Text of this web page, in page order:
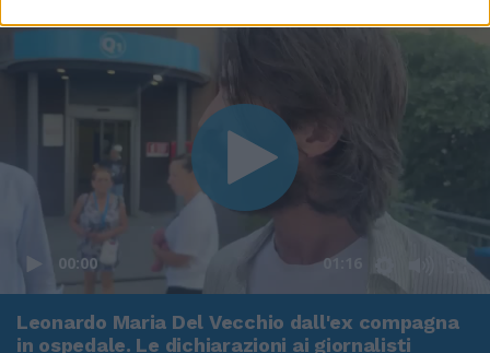
00:00 01:16
Leonardo Maria Del Vecchio dall'ex compagna
in ospedale. Le dichiarazioni ai giornalisti